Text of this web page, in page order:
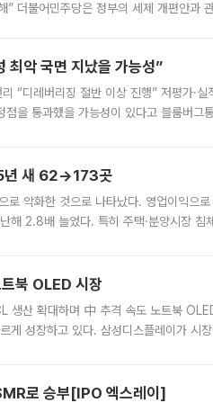
더불어민주당은 정부의 세제 개편안과
최악 국면 지났을 가능성”
“디레버리징 절반 이상 진행” 저평가·실
점을 통과했을 가능성이 있다고 블룸버그
5년 새 62→173곳
악화한 것으로 나타났다. 영업이익으
해 2.8배 늘었다. 특히 주택·분양시장 침
북 OLED 시장
산 확대하며 中 추격 속도 노트북
성장하고 있다. 삼성디스플레이가 시장
로 승부[IPO 엑스레이]